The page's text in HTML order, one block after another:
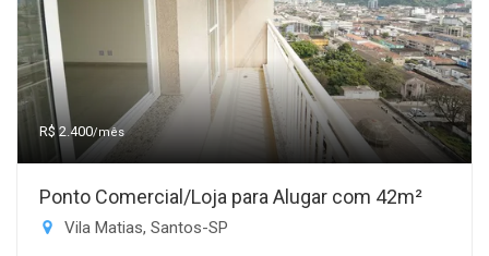
R$ 2.400/mês
Ponto Comercial/Loja para Alugar com 42m²
Vila Matias, Santos-SP